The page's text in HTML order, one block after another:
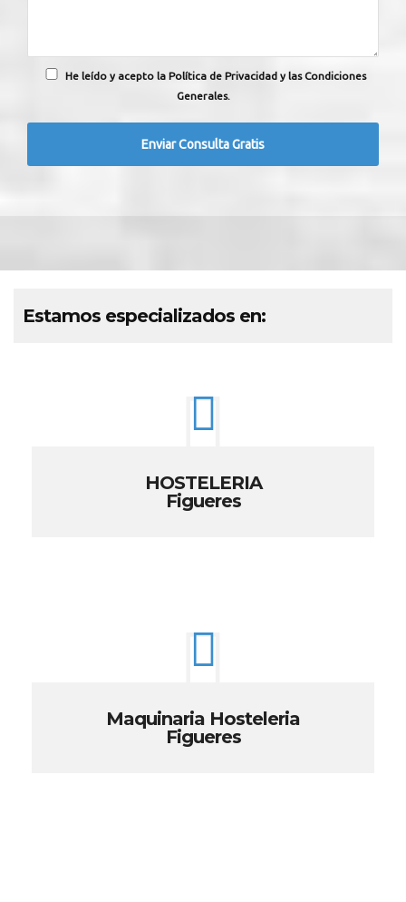
He leído y acepto la Política de Privacidad y las Condiciones
Generales.
Estamos especializados en:
HOSTELERIA
Figueres
Maquinaria Hosteleria
Figueres